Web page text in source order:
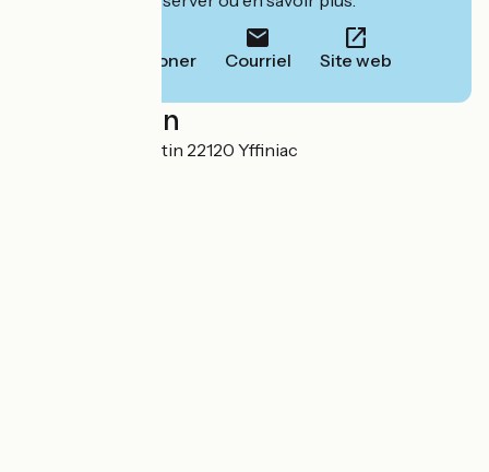
Téléphoner Courriel Site web
Localisation
36 rue Julien Quintin 22120 Yffiniac